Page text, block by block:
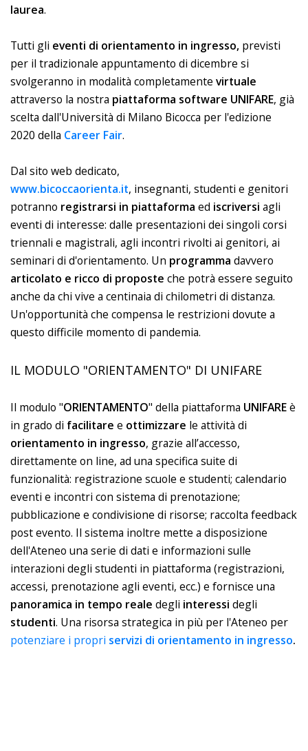
laurea.
Tutti gli eventi di orientamento in ingresso, previsti
per il tradizionale appuntamento di dicembre si
svolgeranno in modalità completamente virtuale
attraverso la nostra piattaforma software UNIFARE, già
scelta dall'Università di Milano Bicocca per l'edizione
2020 della Career Fair.
Dal sito web dedicato,
www.bicoccaorienta.it, insegnanti, studenti e genitori
potranno registrarsi in piattaforma ed iscriversi agli
eventi di interesse: dalle presentazioni dei singoli corsi
triennali e magistrali, agli incontri rivolti ai genitori, ai
seminari di d'orientamento. Un programma davvero
articolato e ricco di proposte che potrà essere seguito
anche da chi vive a centinaia di chilometri di distanza.
Un'opportunità che compensa le restrizioni dovute a
questo difficile momento di pandemia.
IL MODULO "ORIENTAMENTO" DI UNIFARE
Il modulo "ORIENTAMENTO" della piattaforma UNIFAREè
in grado di facilitare e ottimizzare le attività di
orientamento in ingresso, grazie all’accesso,
direttamente on line, ad una specifica suite di
funzionalità: registrazione scuole e studenti; calendario
eventi e incontri con sistema di prenotazione;
pubblicazione e condivisione di risorse; raccolta feedback
post evento. Il sistema inoltre mette a disposizione
dell'Ateneo una serie di dati e informazioni sulle
interazioni degli studenti in piattaforma (registrazioni,
accessi, prenotazione agli eventi, ecc.) e fornisce una
panoramica in tempo reale degli interessi degli
studenti. Una risorsa strategica in più per l'Ateneo per
potenziare i propri servizi di orientamento in ingresso.